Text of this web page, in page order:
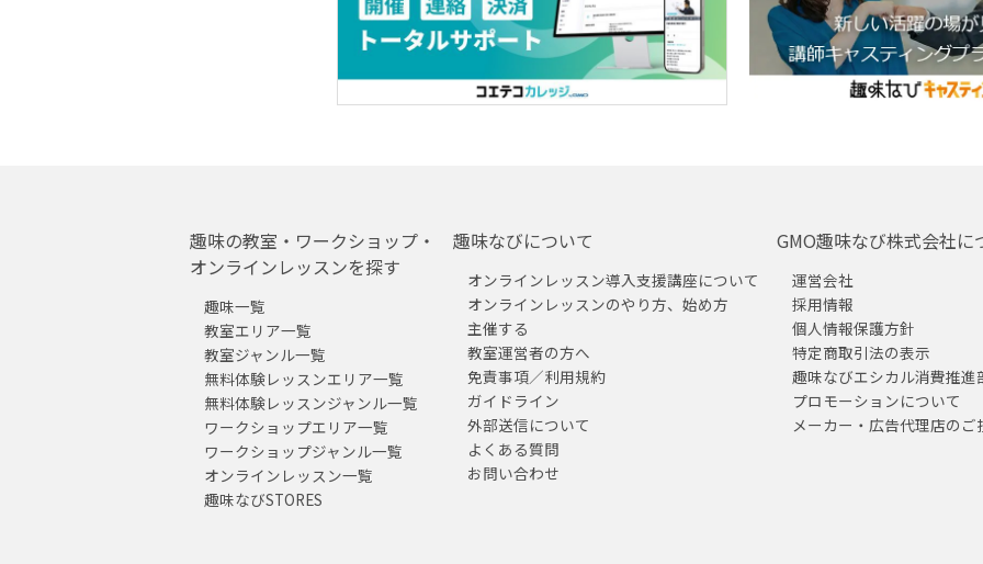
趣味の教室・ワークショップ・
オンラインレッスンを探す
趣味一覧
教室エリア一覧
教室ジャンル一覧
無料体験レッスンエリア一覧
無料体験レッスンジャンル一覧
ワークショップエリア一覧
ワークショップジャンル一覧
オンラインレッスン一覧
趣味なびSTORES
趣味なびについて
オンラインレッスン導入支援講座について
オンラインレッスンのやり方、始め方
主催する
教室運営者の方へ
免責事項／利用規約
ガイドライン
外部送信について
よくある質問
お問い合わせ
GMO趣味なび株式会社に
運営会社
採用情報
個人情報保護方針
特定商取引法の表示
趣味なびエシカル消費推進
プロモーションについて
メーカー・広告代理店のご